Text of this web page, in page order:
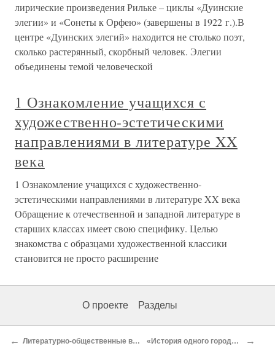
лирические произведения Рильке – циклы «Дуинские
элегии» и «Сонеты к Орфею» (завершены в 1922 г.).В
центре «Дуинских элегий» находится не столько поэт,
сколько растерянный, скорбный человек. Элегии
объединены темой человеческой
1 Ознакомление учащихся с
художественно-эстетическими
направлениями в литературе XX
века
1 Ознакомление учащихся с художественно-
эстетическими направлениями в литературе XX века
Обращение к отечественной и западной литературе в
старших классах имеет свою специфику. Целью
знакомства с образцами художественной классики
становится не просто расширение
О проекте Разделы
← Литературно-общественные взгляды Салтыкова на рубеже 1850-1860-х годов «История одного города». особенности сатирического гротеска →